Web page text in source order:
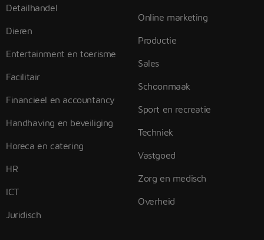
Detailhandel
Dieren
Entertainment en toerisme
Facilitair
Financieel en accountancy
Handhaving en beveiliging
Horeca en catering
HR
ICT
Juridisch
Online marketing
Productie
Sales
Schoonmaak
Sport en recreatie
Techniek
Vastgoed
Zorg en medisch
Overheid